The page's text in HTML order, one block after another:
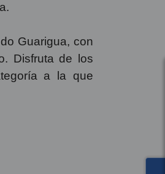
Guarigua, con
Disfruta de los
a la que